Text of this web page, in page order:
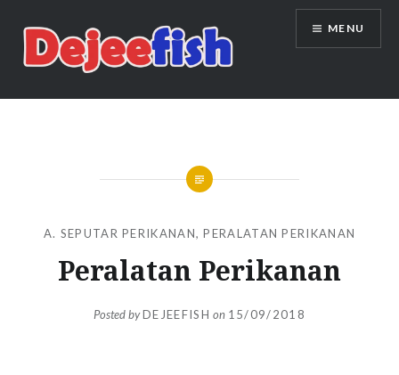
content
DEJEEFISH | PRODUSEN BENIH
MENU
A. SEPUTAR PERIKANAN,PERALATAN PERIKANAN
Peralatan Perikanan
Posted byDEJEEFISH on 15/09/2018